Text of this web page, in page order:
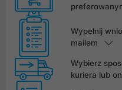
Wypełnij
mailem
Wybierz
kuriera lub